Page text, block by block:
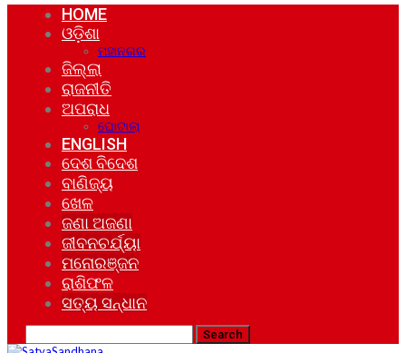
HOME
ଓଡ଼ିଶା
ମହାନଗର
ଜିଲ୍ଲା
ରାଜନୀତି
ଅପରାଧ
ଘୋଟାଲା
ENGLISH
ଦେଶ ବିଦେଶ
ବାଣିଜ୍ୟ
ଖେଳ
ଜଣା ଅଜଣା
ଜୀବନଚର୍ଯ୍ୟା
ମନୋରଞ୍ଜନ
ରାଶିଫଳ
ସତ୍ୟ ସନ୍ଧାନ